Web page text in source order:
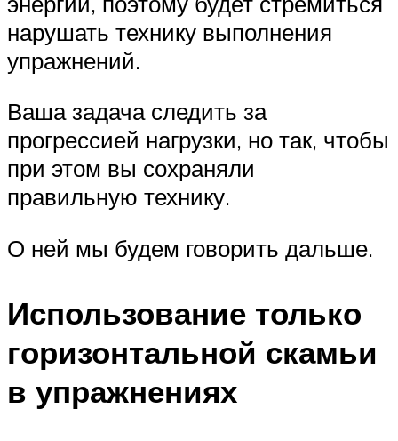
нарушать технику выполнения
упражнений.
Ваша задача следить за
прогрессией нагрузки, но так, чтобы
при этом вы сохраняли
правильную технику.
О ней мы будем говорить дальше.
Использование только
горизонтальной скамьи
в упражнениях